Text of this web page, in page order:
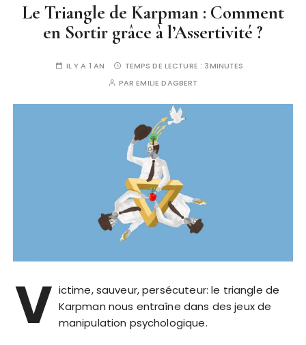
Le Triangle de Karpman : Comment
en Sortir grâce à l’Assertivité ?
IL Y A 1 AN TEMPS DE LECTURE : 3MINUTES
PAREMILIE DAGBERT
V ictime, sauveur, persécuteur: le triangle de
Karpman nous entraîne dans des jeux de
manipulation psychologique.